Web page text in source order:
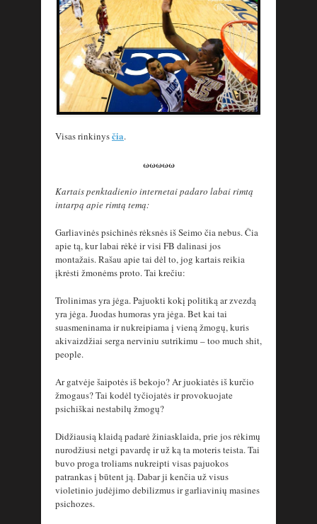
Visas rinkinysčia.
ωωωωω
Kartais penktadienio internetai padaro labai rimtą
intarpą apie rimtą temą:
Garliavinės psichinės rėksnės iš Seimo čia nebus. Čia
apie tą, kur labai rėkė ir visi FB dalinasi jos
montažais. Rašau apie tai dėl to, jog kartais reikia
įkrėsti žmonėms proto. Tai krečiu:
Trolinimas yra jėga. Pajuokti kokį politiką ar zvezdą
yra jėga. Juodas humoras yra jėga. Bet kai tai
suasmeninama ir nukreipiama į vieną žmogų, kuris
akivaizdžiai serga nerviniu sutrikimu – too much shit,
people.
Ar gatvėje šaipotės iš bekojo? Ar juokiatės iš kurčio
žmogaus? Tai kodėl tyčiojatės ir provokuojate
psichiškai nestabilų žmogų?
Didžiausią klaidą padarė žiniasklaida, prie jos rėkimų
nurodžiusi netgi pavardę ir už ką ta moteris teista. Tai
buvo proga troliams nukreipti visas pajuokos
patrankas į būtent ją. Dabar ji kenčia už visus
violetinio judėjimo debilizmus ir garliavinių masines
psichozes.